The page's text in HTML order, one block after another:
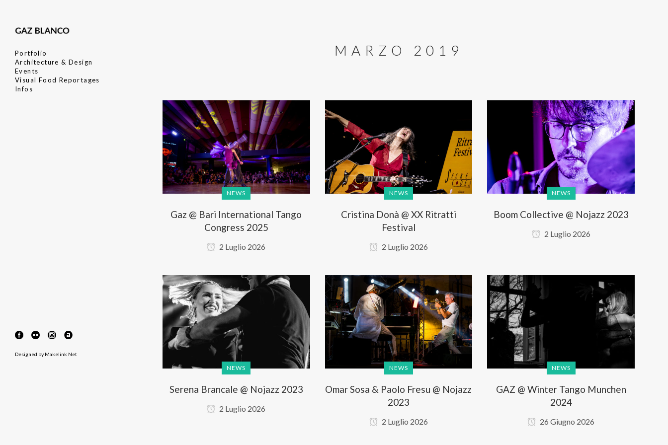
Portfolio
Architecture & Design
Events
Visual Food Reportages
Infos
Designed by Makelink Net
MARZO 2019
NEWS
Gaz @ Bari International Tango
Congress 2025
2 Luglio 2026
NEWS
Cristina Donà @ XX Ritratti
Festival
2 Luglio 2026
NEWS
Boom Collective @ Nojazz 2023
2 Luglio 2026
NEWS
Serena Brancale @ Nojazz 2023
2 Luglio 2026
NEWS
Omar Sosa & Paolo Fresu @ Nojazz
2023
2 Luglio 2026
NEWS
GAZ @ Winter Tango Munchen
2024
26 Giugno 2026